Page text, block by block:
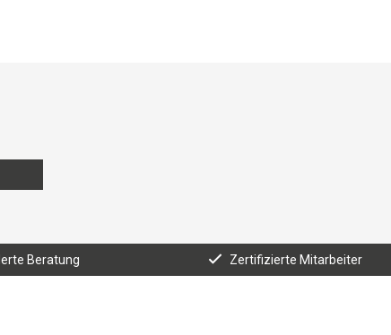
Beratung Zertifizierte Mitarbeiter